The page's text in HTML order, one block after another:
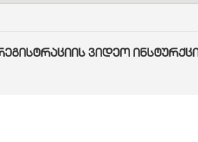
ვიდეო